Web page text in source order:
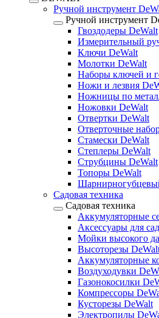
Ручной инструмент
Ручной инструмент
Гвоздодеры DeWalt
Измерительный
Ключи DeWalt
Молотки DeWalt
Наборы ключей и
Ножи и лезвия
Ножницы по
Ножовки DeWalt
Отвертки DeWalt
Отверточные
Стамески DeWalt
Степлеры DeWalt
Струбцины DeWalt
Топоры DeWalt
Садовая техника
Садовая техника
Аккумуляторные
Аксессуары для
Мойки высокого
Высоторезы
Аккумуляторные
Воздуходувки
Газонокосилки
Компрессоры
Кусторезы DeWalt
Электропилы